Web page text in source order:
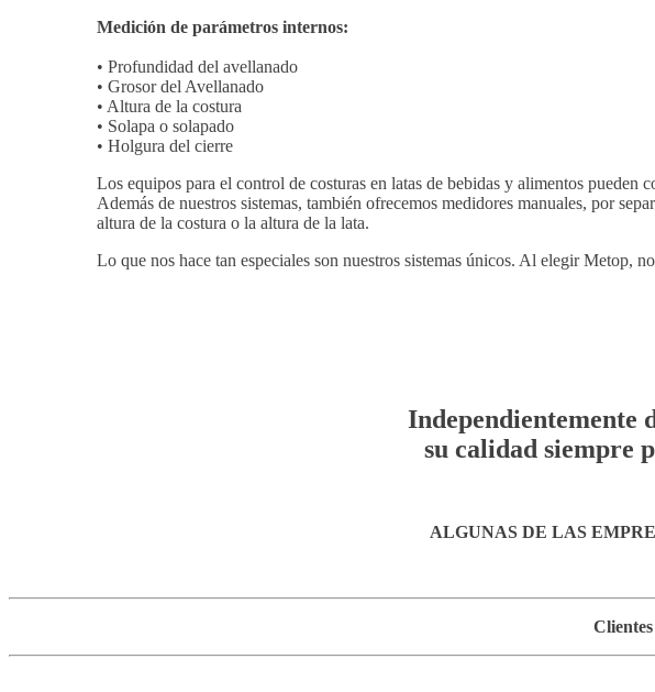
Medición de parámetros internos:
• Profundidad del avellanado
• Grosor del Avellanado
• Altura de la costura
• Solapa o solapado
• Holgura del cierre
Los equipos para el control de costuras en latas de bebidas y alimentos pueden
Además de nuestros sistemas, también ofrecemos medidores manuales, por
altura de la costura o la altura de la lata.
Lo que nos hace tan especiales son nuestros sistemas únicos. Al elegir Metop,
Independientemente
su calidad siempre
ALGUNAS DE LAS
Clientes